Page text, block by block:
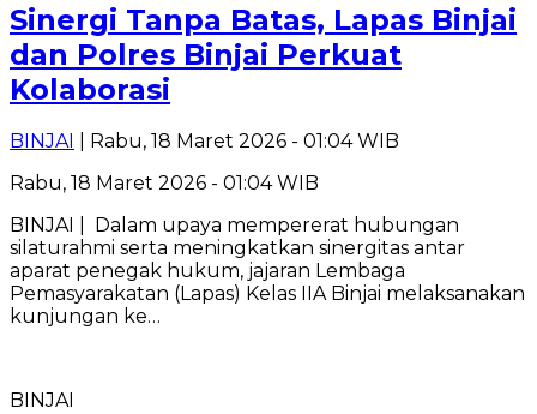
Sinergi Tanpa Batas, Lapas Binjai
dan Polres Binjai Perkuat
Kolaborasi
BINJAI
| Rabu, 18 Maret 2026 - 01:04 WIB
Rabu, 18 Maret 2026 - 01:04 WIB
BINJAI | Dalam upaya mempererat hubungan
silaturahmi serta meningkatkan sinergitas antar
aparat penegak hukum, jajaran Lembaga
Pemasyarakatan (Lapas) Kelas IIA Binjai melaksanakan
kunjungan ke…
BINJAI